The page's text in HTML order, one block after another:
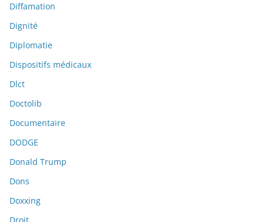
Diffamation
Dignité
Diplomatie
Dispositifs médicaux
Dlct
Doctolib
Documentaire
DODGE
Donald Trump
Dons
Doxxing